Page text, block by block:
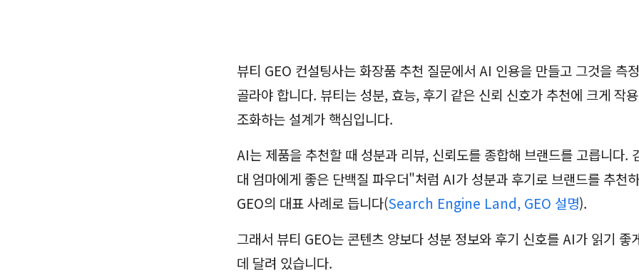
뷰티 GEO 컨설팅사는 화장품 추천 질문에서 AI 인용을 만들고 그것을 측
골라야 합니다. 뷰티는 성분, 효능, 후기 같은 신뢰 신호가 추천에 크게 작
조화하는 설계가 핵심입니다.
AI는 제품을 추천할 때 성분과 리뷰, 신뢰도를 종합해 브랜드를 고릅니다.
대 엄마에게 좋은 단백질 파우더"처럼 AI가 성분과 후기로 브랜드를 추천
GEO의 대표 사례로 듭니다(Search Engine Land, GEO 설명).
그래서 뷰티 GEO는 콘텐츠 양보다 성분 정보와 후기 신호를 AI가 읽기 좋
데 달려 있습니다.